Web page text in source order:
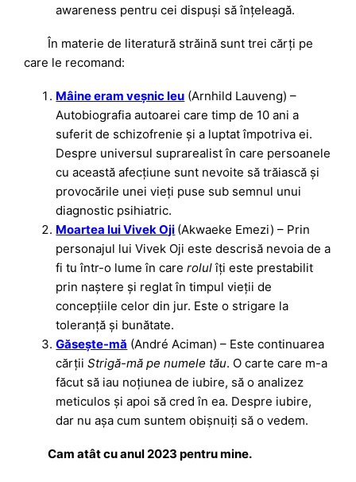
awareness pentru cei dispuși să înțeleagă.
În materie de literatură străină sunt trei cărți pe
care le recomand:
Mâine eram veșnic leu (Arnhild Lauveng) –
Autobiografia autoarei care timp de 10 ani a
suferit de schizofrenie și a luptat împotriva ei.
Despre universul suprarealist în care persoanele
cu această afecțiune sunt nevoite să trăiască și
provocările unei vieți puse sub semnul unui
diagnostic psihiatric.
Moartea lui Vivek Oji (Akwaeke Emezi) – Prin
personajul lui Vivek Oji este descrisă nevoia de a
fi tu într-o lume în carerolulîți este prestabilit
prin naștere și reglat în timpul vieții de
concepțiile celor din jur. Este o strigare la
toleranță și bunătate.
Găsește-mă (André Aciman) – Este continuarea
cărțiiStrigă-mă pe numele tău. O carte care m-a
făcut să iau noțiunea de iubire, să o analizez
meticulos și apoi să cred în ea. Despre iubire,
dar nu așa cum suntem obișnuiți să o vedem.
Cam atât cu anul 2023 pentru mine.